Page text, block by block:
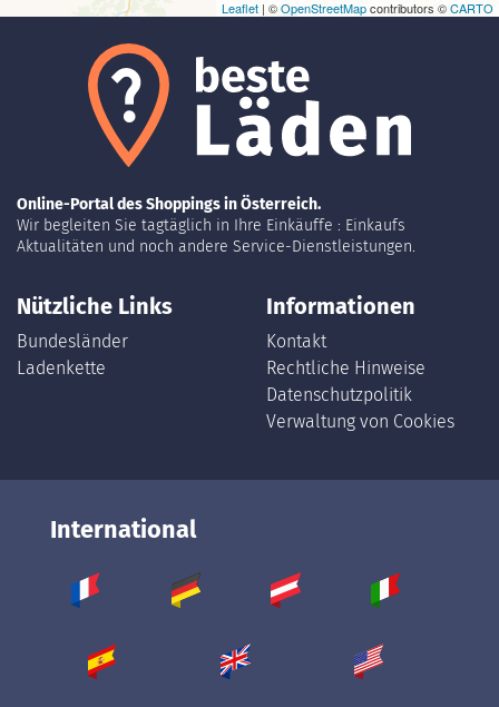
Leaflet | ©OpenStreetMapcontributors ©CARTO
Online-Portal des Shoppings in Österreich.
Wir begleiten Sie tagtäglich in Ihre Einkäuffe : Einkaufs
Aktualitäten und noch andere Service-Dienstleistungen.
Nützliche Links
Bundesländer
Ladenkette
Informationen
Kontakt
Rechtliche Hinweise
Datenschutzpolitik
Verwaltung von Cookies
International